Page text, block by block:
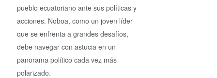
pueblo ecuatoriano ante sus políticas y
acciones. Noboa, como un joven líder
que se enfrenta a grandes desafíos,
debe navegar con astucia en un
panorama político cada vez más
polarizado.